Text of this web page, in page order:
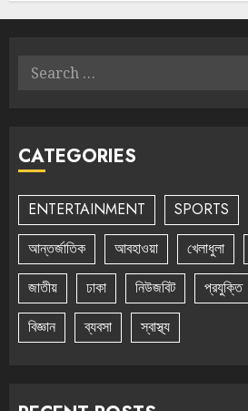
Search
CATEGORIES
ENTERTAINMENT SPORTS
আন্তর্জাতিক
আবহাওয়া খেলাধুলা
জাতীয়
ঢাকা নিউজবিট প্রযুক্তি
বিজ্ঞান
ব্যবসা স্বাস্থ্য